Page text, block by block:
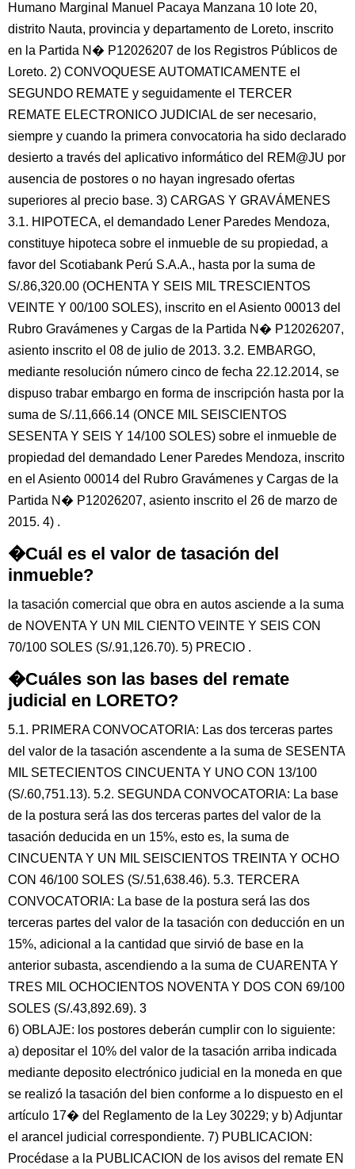
Humano Marginal Manuel Pacaya Manzana 10 lote 20,
distrito Nauta, provincia y departamento de Loreto, inscrito
en la Partida N� P12026207 de los Registros Públicos de
Loreto. 2) CONVOQUESE AUTOMATICAMENTE el
SEGUNDO REMATE y seguidamente el TERCER
REMATE ELECTRONICO JUDICIAL de ser necesario,
siempre y cuando la primera convocatoria ha sido declarado
desierto a través del aplicativo informático del REM@JU por
ausencia de postores o no hayan ingresado ofertas
superiores al precio base. 3) CARGAS Y GRAVÁMENES
3.1. HIPOTECA, el demandado Lener Paredes Mendoza,
constituye hipoteca sobre el inmueble de su propiedad, a
favor del Scotiabank Perú S.A.A., hasta por la suma de
S/.86,320.00 (OCHENTA Y SEIS MIL TRESCIENTOS
VEINTE Y 00/100 SOLES), inscrito en el Asiento 00013 del
Rubro Gravámenes y Cargas de la Partida N� P12026207,
asiento inscrito el 08 de julio de 2013. 3.2. EMBARGO,
mediante resolución número cinco de fecha 22.12.2014, se
dispuso trabar embargo en forma de inscripción hasta por la
suma de S/.11,666.14 (ONCE MIL SEISCIENTOS
SESENTA Y SEIS Y 14/100 SOLES) sobre el inmueble de
propiedad del demandado Lener Paredes Mendoza, inscrito
en el Asiento 00014 del Rubro Gravámenes y Cargas de la
Partida N� P12026207, asiento inscrito el 26 de marzo de
2015. 4) .
�Cuál es el valor de tasación del
inmueble?
la tasación comercial que obra en autos asciende a la suma
de NOVENTA Y UN MIL CIENTO VEINTE Y SEIS CON
70/100 SOLES (S/.91,126.70). 5) PRECIO .
�Cuáles son las bases del remate
judicial en LORETO?
5.1. PRIMERA CONVOCATORIA: Las dos terceras partes
del valor de la tasación ascendente a la suma de SESENTA
MIL SETECIENTOS CINCUENTA Y UNO CON 13/100
(S/.60,751.13). 5.2. SEGUNDA CONVOCATORIA: La base
de la postura será las dos terceras partes del valor de la
tasación deducida en un 15%, esto es, la suma de
CINCUENTA Y UN MIL SEISCIENTOS TREINTA Y OCHO
CON 46/100 SOLES (S/.51,638.46). 5.3. TERCERA
CONVOCATORIA: La base de la postura será las dos
terceras partes del valor de la tasación con deducción en un
15%, adicional a la cantidad que sirvió de base en la
anterior subasta, ascendiendo a la suma de CUARENTA Y
TRES MIL OCHOCIENTOS NOVENTA Y DOS CON 69/100
SOLES (S/.43,892.69). 3
6) OBLAJE: los postores deberán cumplir con lo siguiente:
a) depositar el 10% del valor de la tasación arriba indicada
mediante deposito electrónico judicial en la moneda en que
se realizó la tasación del bien conforme a lo dispuesto en el
artículo 17� del Reglamento de la Ley 30229; y b) Adjuntar
el arancel judicial correspondiente. 7) PUBLICACION:
Procédase a la PUBLICACION de los avisos del remate EN